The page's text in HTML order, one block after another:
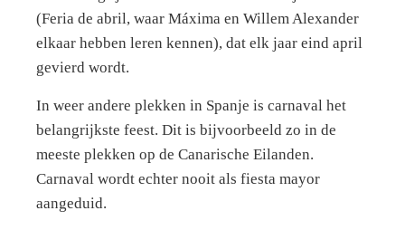
(Feria de abril, waar Máxima en Willem Alexander
elkaar hebben leren kennen), dat elk jaar eind april
gevierd wordt.
In weer andere plekken in Spanje is carnaval het
belangrijkste feest. Dit is bijvoorbeeld zo in de
meeste plekken op de Canarische Eilanden.
Carnaval wordt echter nooit als fiesta mayor
aangeduid.